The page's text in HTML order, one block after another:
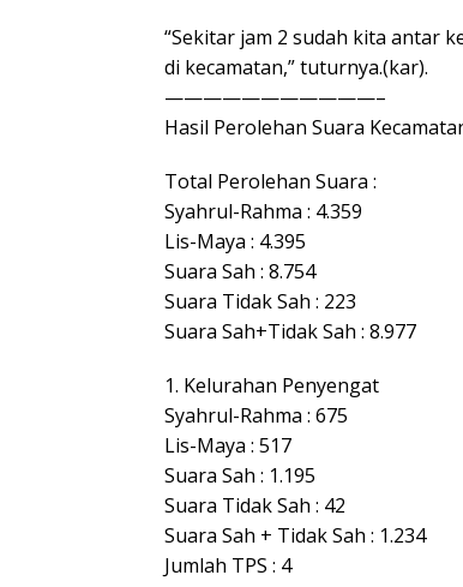
“Sekitar jam 2 sudah kita antar
di kecamatan,” tuturnya.(kar).
———————————–
Hasil Perolehan Suara
Total Perolehan Suara :
Syahrul-Rahma : 4.359
Lis-Maya : 4.395
Suara Sah : 8.754
Suara Tidak Sah : 223
Suara Sah+Tidak Sah : 8.977
1. Kelurahan Penyengat
Syahrul-Rahma : 675
Lis-Maya : 517
Suara Sah : 1.195
Suara Tidak Sah : 42
Suara Sah + Tidak Sah : 1.234
Jumlah TPS : 4